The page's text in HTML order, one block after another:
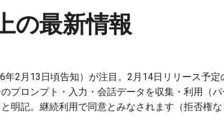
の最新情報
年2月13日頃告知）が注目。2月14日リリース予
プロンプト・入力・会話データを収集・利用（
明記。継続利用で同意とみなされます（拒否権